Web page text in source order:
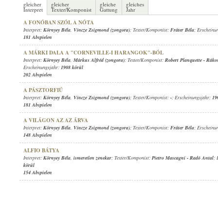
gleicher
Interpret
gleicher
Texter/Komponist
gleiche
Gattung
gleiches
Jahr
A FONÓBAN SZÓL A NÓTA
Interpret: Környey Béla, Vincze Zsigmond (zongora); Texter/Komponist: Fráter Béla;
181 Abspielen
A MÁRKI DALA A "CORNEVILLE-I HARANGOK"-BÓL
Interpret: Környey Béla, Márkus Alfréd (zongora); Texter/Komponist: Robert Planquette -
Erscheinungsjahr: 1908 körül
202 Abspielen
A PÁSZTORFIÚ
Interpret: Környey Béla, Vincze Zsigmond (zongora); Texter/Komponist: -; Erscheinungsjahr:
181 Abspielen
A VILÁGON AZ AZ ÁRVA
Interpret: Környey Béla, Vincze Zsigmond (zongora); Texter/Komponist: Fráter Béla;
148 Abspielen
ALFIO BÁTYA
Interpret: Környey Béla, ismeretlen zenekar; Texter/Komponist: Pietro Mascagni - Radó Antal;
körül
154 Abspielen